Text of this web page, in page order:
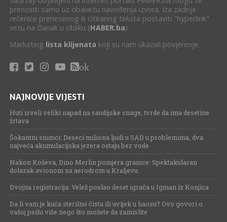
prenositi samo uz obavezu navođenja izvora. Iza zadnje
rečenice prenesenog ili citiranog teksta postaviti "hyperlink"
vezu na članak u obliku (HABER.ba).
Marketing lista klijenata koji su nam ukazali povjerenje.
ok
NAJNOVIJE VIJESTI
Huti izveli veliki napad na saudijske snage, tvrde da ima desetine
žrtava
Šokantni snimci: Deseci miliona ljudi u SAD u problemima, dva
najveća akumulacijska jezera ostaju bez vode
Nakon Koševa, Dino Merlin pomjera granice: Spektakularan
dolazak avionom na aerodrom u Kraljevu
Dvojna registracija: Velež poslao deset igrača u Igman iz Konjica
Da li vam je kuća sterilno čista ili uvijek u haosu? Ovo govori o
vašoj psihi više nego što možete da zamislite